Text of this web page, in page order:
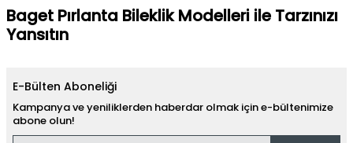
Baget Pırlanta Bileklik Modelleri ile Tarzınızı
Yansıtın
modern dokunuşlara kadar geniş bir tasarım yelpazesine sahip
olan bu mücevherler, her stile uyum sağlayacak seçenekler sunar.
Günlük kullanım için sade modellerin yanı sıra, ışıltılı ve dikkat
çekici tasarımlar da özel davetlerde stil sahibi bir tamamlayıcı
olarak tercih edilir:
E-Bülten Aboneliği
Kampanya ve yeniliklerden haberdar olmak için e-bültenimize
abone olun!